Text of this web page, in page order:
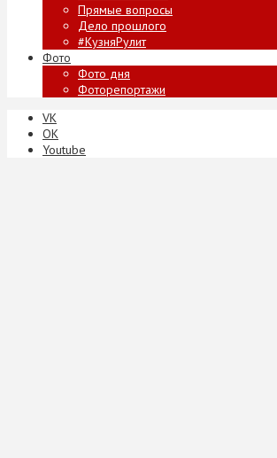
Прямые вопросы
Дело прошлого
#КузняРулит
Фото
Фото дня
Фоторепортажи
VK
ОК
Youtube